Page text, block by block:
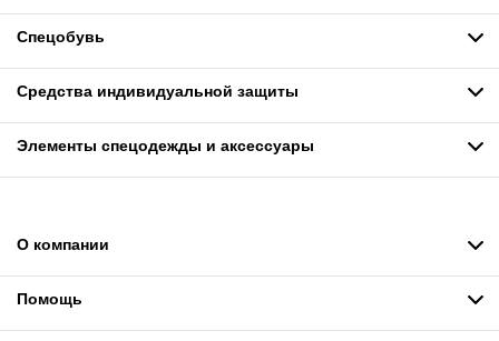
Спецобувь
Средства индивидуальной защиты
Элементы спецодежды и аксессуары
О компании
Помощь